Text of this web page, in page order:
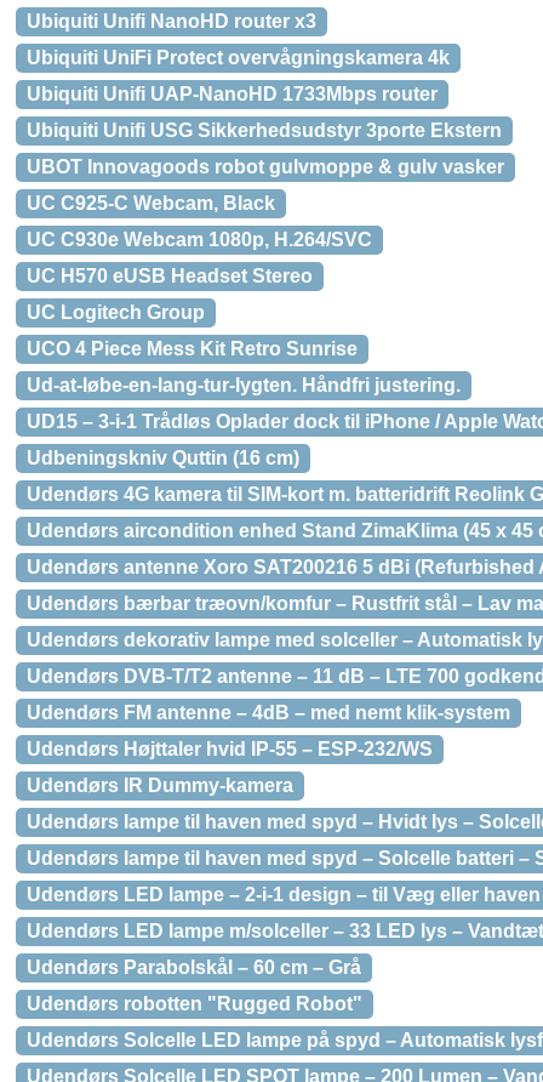
Ubiquiti Unifi NanoHD router x3
Ubiquiti UniFi Protect overvågningskamera 4k
Ubiquiti Unifi UAP-NanoHD 1733Mbps router
Ubiquiti Unifi USG Sikkerhedsudstyr 3porte Ekstern
UBOT Innovagoods robot gulvmoppe & gulv vasker
UC C925-C Webcam, Black
UC C930e Webcam 1080p, H.264/SVC
UC H570 eUSB Headset Stereo
UC Logitech Group
UCO 4 Piece Mess Kit Retro Sunrise
Ud-at-løbe-en-lang-tur-lygten. Håndfri justering.
UD15 – 3-i-1 Trådløs Oplader dock til iPhone / Apple
Udbeningskniv Quttin (16 cm)
Udendørs 4G kamera til SIM-kort m. batteridrift Reolink
Udendørs aircondition enhed Stand ZimaKlima (45 x 45
Udendørs antenne Xoro SAT200216 5 dBi (Refurbished
Udendørs bærbar træovn/komfur – Rustfrit stål – Lav
Udendørs dekorativ lampe med solceller – Automatisk
Udendørs DVB-T/T2 antenne – 11 dB – LTE 700
Udendørs FM antenne – 4dB – med nemt klik-system
Udendørs Højttaler hvid IP-55 – ESP-232/WS
Udendørs IR Dummy-kamera
Udendørs lampe til haven med spyd – Hvidt lys –
Udendørs lampe til haven med spyd – Solcelle batteri –
Udendørs LED lampe – 2-i-1 design – til Væg eller
Udendørs LED lampe m/solceller – 33 LED lys –
Udendørs Parabolskål – 60 cm – Grå
Udendørs robotten "Rugged Robot"
Udendørs Solcelle LED lampe på spyd – Automatisk
Udendørs Solcelle LED SPOT lampe – 200 Lumen –